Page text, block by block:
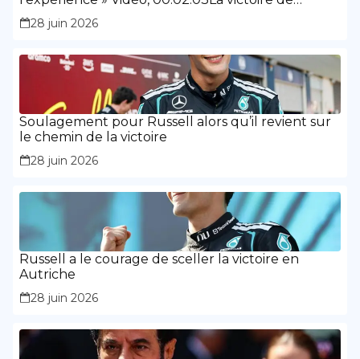
Russell a montré « la maturité et l’expérience »
28 juin 2026
Soulagement pour Russell alors qu’il revient sur
le chemin de la victoire
28 juin 2026
Russell a le courage de sceller la victoire en
Autriche
28 juin 2026